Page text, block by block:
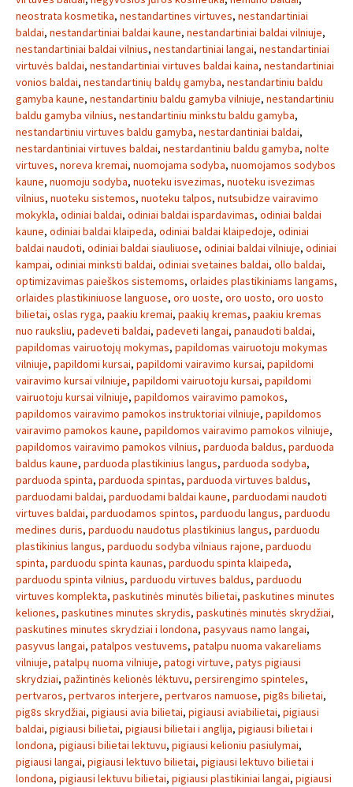
neostrata kosmetika, nestandartines virtuves, nestandartiniai
baldai, nestandartiniai baldai kaune, nestandartiniai baldai vilniuje,
nestandartiniai baldai vilnius, nestandartiniai langai, nestandartiniai
virtuvės baldai, nestandartiniai virtuves baldai kaina, nestandartiniai
vonios baldai, nestandartinių baldų gamyba, nestandartiniu baldu
gamyba kaune, nestandartiniu baldu gamyba vilniuje, nestandartiniu
baldu gamyba vilnius, nestandartiniu minkstu baldu gamyba,
nestandartiniu virtuves baldu gamyba, nestardantiniai baldai,
nestardantiniai virtuves baldai, nestardantiniu baldu gamyba, nolte
virtuves, noreva kremai, nuomojama sodyba, nuomojamos sodybos
kaune, nuomoju sodyba, nuoteku isvezimas, nuoteku isvezimas
vilnius, nuoteku sistemos, nuoteku talpos, nutsubidze vairavimo
mokykla, odiniai baldai, odiniai baldai ispardavimas, odiniai baldai
kaune, odiniai baldai klaipeda, odiniai baldai klaipedoje, odiniai
baldai naudoti, odiniai baldai siauliuose, odiniai baldai vilniuje, odiniai
kampai, odiniai minksti baldai, odiniai svetaines baldai, ollo baldai,
optimizavimas paieškos sistemoms, orlaides plastikiniams langams,
orlaides plastikiniuose languose, oro uoste, oro uosto, oro uosto
bilietai, oslas ryga, paakiu kremai, paakių kremas, paakiu kremas
nuo rauksliu, padeveti baldai, padeveti langai, panaudoti baldai,
papildomas vairuotojų mokymas, papildomas vairuotoju mokymas
vilniuje, papildomi kursai, papildomi vairavimo kursai, papildomi
vairavimo kursai vilniuje, papildomi vairuotoju kursai, papildomi
vairuotoju kursai vilniuje, papildomos vairavimo pamokos,
papildomos vairavimo pamokos instruktoriai vilniuje, papildomos
vairavimo pamokos kaune, papildomos vairavimo pamokos vilniuje,
papildomos vairavimo pamokos vilnius, parduoda baldus, parduoda
baldus kaune, parduoda plastikinius langus, parduoda sodyba,
parduoda spinta, parduoda spintas, parduoda virtuves baldus,
parduodami baldai, parduodami baldai kaune, parduodami naudoti
virtuves baldai, parduodamos spintos, parduodu langus, parduodu
medines duris, parduodu naudotus plastikinius langus, parduodu
plastikinius langus, parduodu sodyba vilniaus rajone, parduodu
spinta, parduodu spinta kaunas, parduodu spinta klaipeda,
parduodu spinta vilnius, parduodu virtuves baldus, parduodu
virtuves komplekta, paskutinės minutės bilietai, paskutines minutes
keliones, paskutines minutes skrydis, paskutinės minutės skrydžiai,
paskutines minutes skrydziai i londona, pasyvaus namo langai,
pasyvus langai, patalpos vestuvems, patalpu nuoma vakareliams
vilniuje, patalpų nuoma vilniuje, patogi virtuve, patys pigiausi
skrydziai, pažintinės kelionės lėktuvu, persirengimo spinteles,
pertvaros, pertvaros interjere, pertvaros namuose, pig8s bilietai,
pig8s skrydžiai, pigiausi avia bilietai, pigiausi aviabilietai, pigiausi
baldai, pigiausi bilietai, pigiausi bilietai i anglija, pigiausi bilietai i
londona, pigiausi bilietai lektuvu, pigiausi kelioniu pasiulymai,
pigiausi langai, pigiausi lektuvo bilietai, pigiausi lektuvo bilietai i
londona, pigiausi lektuvu bilietai, pigiausi plastikiniai langai, pigiausi